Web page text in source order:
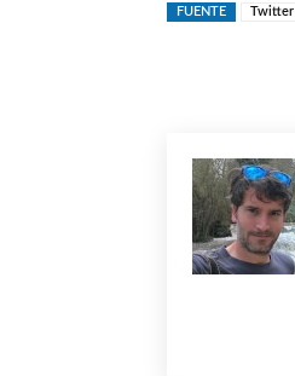
FUENTE Twitter